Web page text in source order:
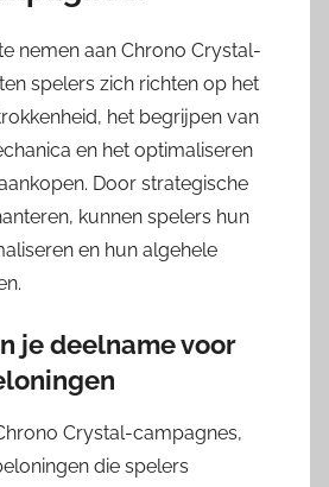
nemen aan Chrono Crystal-
spelers zich richten op het
het begrijpen van
en het optimaliseren
Door strategische
kunnen spelers hun
en hun algehele
je deelname voor
Crystal-campagnes,
die spelers